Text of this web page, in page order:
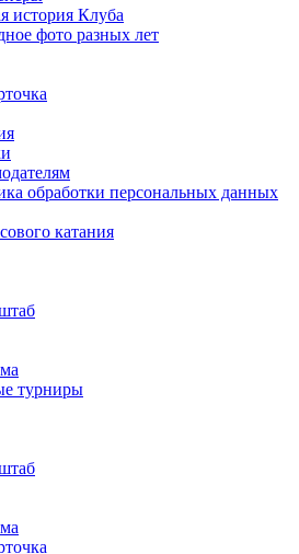
история Клуба
фото разных лет
обработки персональных данных
катания
турниры